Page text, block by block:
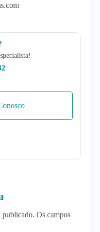
publicado. Os campos